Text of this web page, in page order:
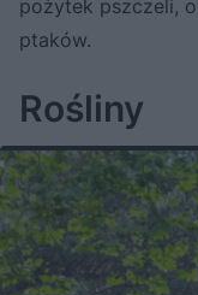
pożytek pszczeli,
ptaków.
Rośliny